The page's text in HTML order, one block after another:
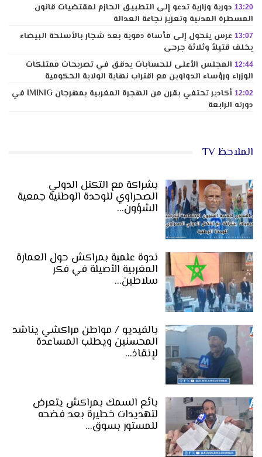
13:20 دورية وزارية تدعو إلى التطبيق الحازم لمقتضيات قانون
المسطرة المدنية وتعزيز نجاعة العدالة
13:07 عرس يتحول إلى مأساة دموية بعد شجار بالأسلحة البيضاء
يخلف قتيلاً وثلاثة جرحى
12:44 المجلس الأعلى للحسابات يدقق في تصريحات ممتلكات
الوزراء ورؤساء الدواوين مع اقتراب نهاية الولاية الحكومية
12:02
أكادير تحتفي بقرن من الهجرة المغربية بمهرجان IMINIG في
دورته الرابعة
الملاحظ TV
بشراكة مع التكتل الدولي
الصحراوي للوحدة الوطنية جمعية
الشؤون…
ندوة علمية بمراكش حول العمارة
المغربية الأصيلة في فكر
سلاطين…
بالفيديو / مواطن مراكشي يناشد
المحسنين ويطلب المساعدة
لإنقاذ…
بائع السمك بمراكش يتعرض
لتهديدات خطيرة بعد فضحه
للمستور بسوق…